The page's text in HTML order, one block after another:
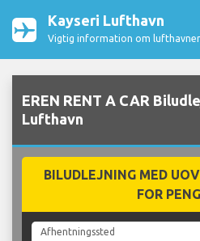
Kayseri Lufthavn
Vigtig information om
EREN RENT A CAR
Lufthavn
BILUDLEJNING MED
FOR
Afhentningssted